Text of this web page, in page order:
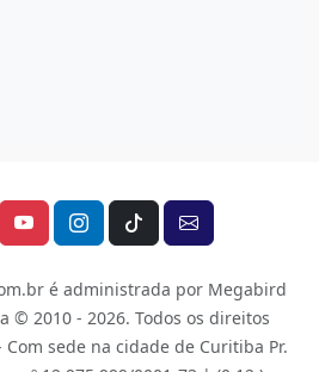
é administrada por Megabird
© 2010 - 2026. Todos os direitos
sede na cidade de Curitiba Pr.